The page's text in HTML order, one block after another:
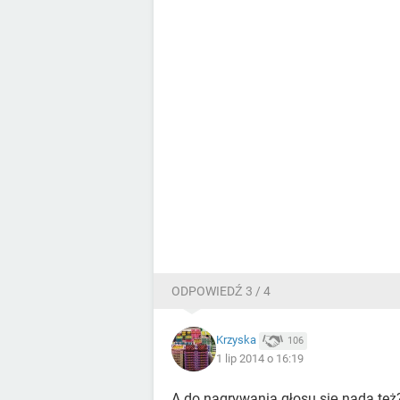
ODPOWIEDŹ 3 / 4
Krzyska 106
1 lip 2014 o 16:19